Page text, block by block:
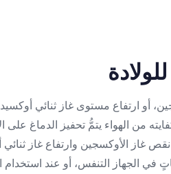
ارتفاع مستوى غاز ثنائي أوكسيد
من الهواء يتمُّ تحفيز الدماغ على
غاز الأوكسجين وارتفاع غاز
في الجهاز التنفس، أو عند استخدام